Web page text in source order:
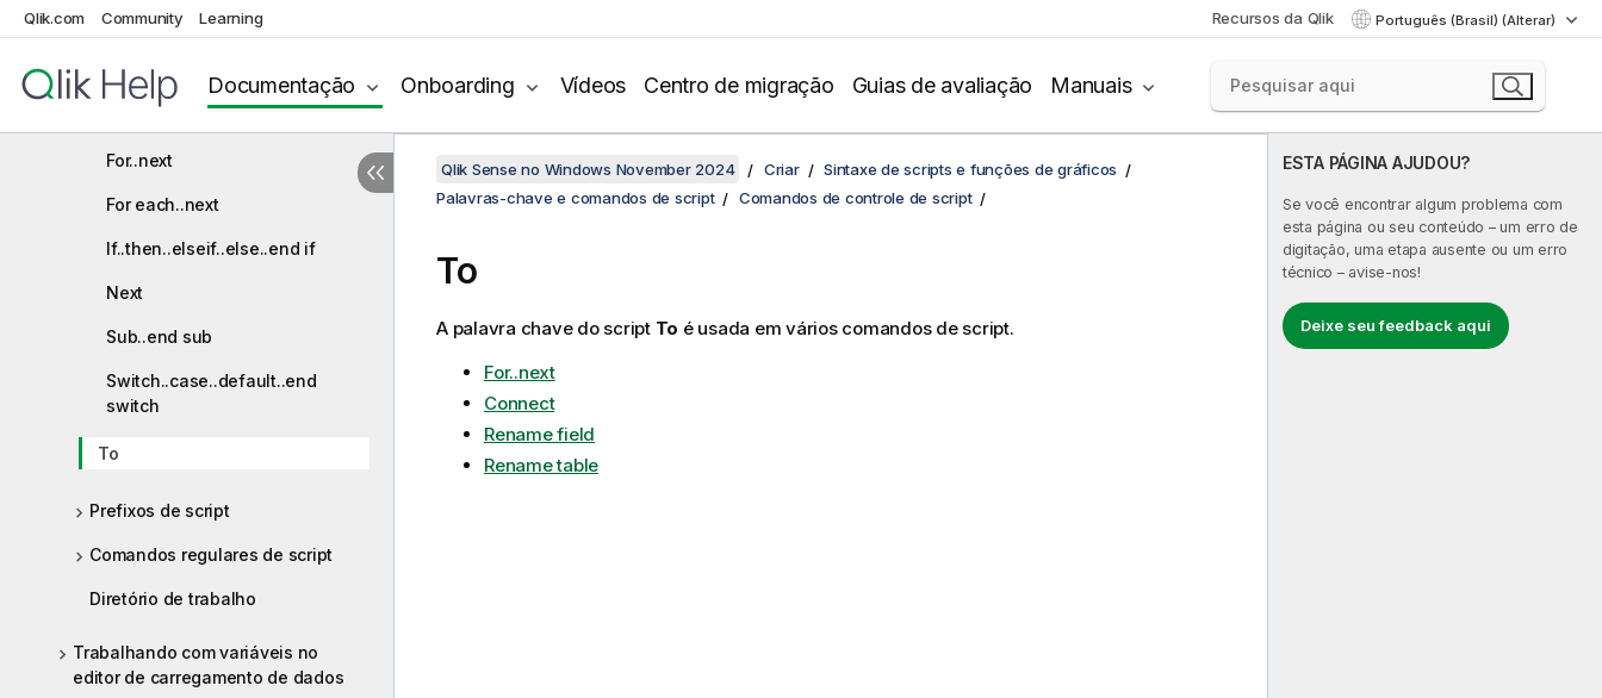
Qlik.com Community Learning Recursos da Qlik Português (Brasil) (Alterar)
Documentação Onboarding Vídeos Centro de migração Guias de avaliação Manuais
End
Exit
For..next
For each..next
If..then..elseif..else..end if
Next
Sub..end sub
Switch..case..default..end
switch
To
Prefixos de script
Comandos regulares de script
Diretório de trabalho
Trabalhando com variáveis no
editor de carregamento de dados
ESTA PÁGINA AJUDOU?
Se você encontrar algum problema com
esta página ou seu conteúdo – um erro de
digitação, uma etapa ausente ou um erro
técnico – avise-nos!
Deixe seu feedback aqui
Qlik Sense no Windows November 2024 Criar
Sintaxe de scripts e funções de gráficos
Palavras-chave e comandos de script
Comandos de controle de script
To
A palavra chave do script To é usada em vários comandos de script.
For..next
Connect
Rename field
Rename table